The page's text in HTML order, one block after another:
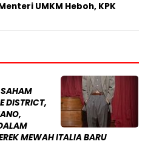
UMKM Heboh, KPK
DISTRICT,
MEWAH ITALIA BARU